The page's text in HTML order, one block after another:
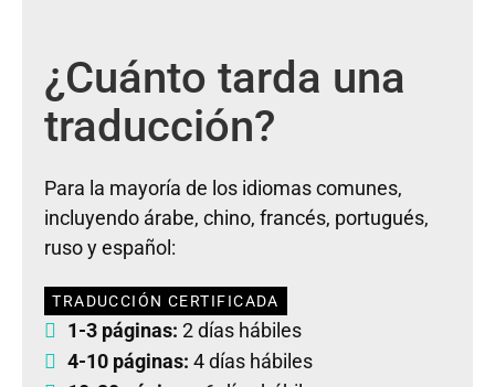
¿Cuánto tarda una
traducción?
Para la mayoría de los idiomas comunes,
incluyendo árabe, chino, francés, portugués,
ruso y español:
TRADUCCIÓN CERTIFICADA
1-3 páginas: 2 días hábiles
4-10 páginas: 4 días hábiles